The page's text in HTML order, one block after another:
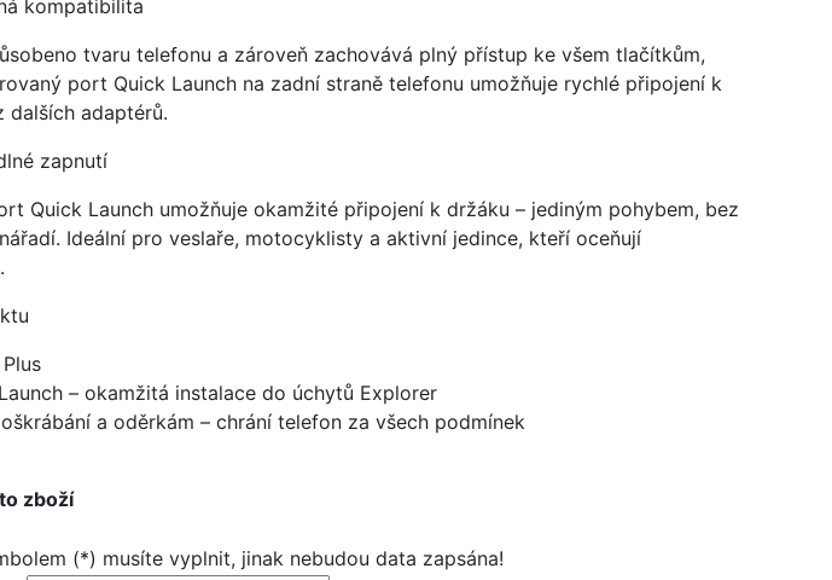
kompatibilita
tvaru telefonu a zároveň zachovává plný přístup ke všem tlačítkům,
port Quick Launch na zadní straně telefonu umožňuje rychlé připojení k
dalších adaptérů.
zapnutí
Quick Launch umožňuje okamžité připojení k držáku – jediným pohybem, bez
Ideální pro veslaře, motocyklisty a aktivní jedince, kteří oceňují
– okamžitá instalace do úchytů Explorer
a oděrkám – chrání telefon za všech podmínek
zboží
(*) musíte vyplnit, jinak nebudou data zapsána!